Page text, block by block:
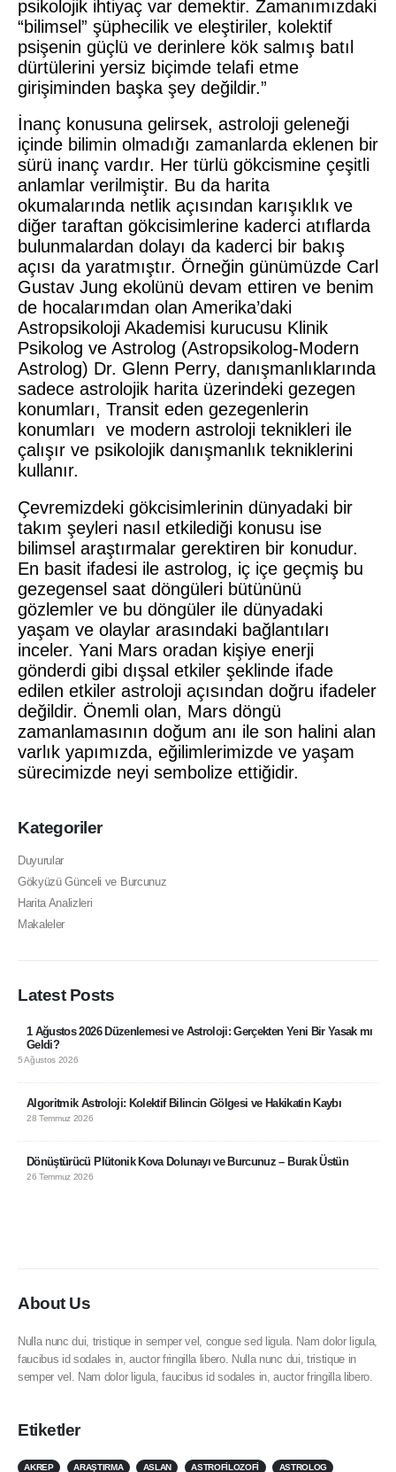
psikolojik ihtiyaç var demektir. Zamanımızdaki
“bilimsel” şüphecilik ve eleştiriler, kolektif
psişenin güçlü ve derinlere kök salmış batıl
dürtülerini yersiz biçimde telafi etme
girişiminden başka şey değildir.”
İnanç konusuna gelirsek, astroloji geleneği
içinde bilimin olmadığı zamanlarda eklenen bir
sürü inanç vardır. Her türlü gökcismine çeşitli
anlamlar verilmiştir. Bu da harita
okumalarında netlik açısından karışıklık ve
diğer taraftan gökcisimlerine kaderci atıflarda
bulunmalardan dolayı da kaderci bir bakış
açısı da yaratmıştır. Örneğin günümüzde Carl
Gustav Jung ekolünü devam ettiren ve benim
de hocalarımdan olan Amerika’daki
Astropsikoloji Akademisi kurucusu Klinik
Psikolog ve Astrolog (Astropsikolog-Modern
Astrolog) Dr. Glenn Perry, danışmanlıklarında
sadece astrolojik harita üzerindeki gezegen
konumları, Transit eden gezegenlerin
konumları ve modern astroloji teknikleri ile
çalışır ve psikolojik danışmanlık tekniklerini
kullanır.
Çevremizdeki gökcisimlerinin dünyadaki bir
takım şeyleri nasıl etkilediği konusu ise
bilimsel araştırmalar gerektiren bir konudur.
En basit ifadesi ile astrolog, iç içe geçmiş bu
gezegensel saat döngüleri bütününü
gözlemler ve bu döngüler ile dünyadaki
yaşam ve olaylar arasındaki bağlantıları
inceler. Yani Mars oradan kişiye enerji
gönderdi gibi dışsal etkiler şeklinde ifade
edilen etkiler astroloji açısından doğru ifadeler
değildir. Önemli olan, Mars döngü
zamanlamasının doğum anı ile son halini alan
varlık yapımızda, eğilimlerimizde ve yaşam
sürecimizde neyi sembolize ettiğidir.
Kategoriler
Duyurular
Gökyüzü Günceli ve Burcunuz
Harita Analizleri
Makaleler
Latest Posts
1 Ağustos 2026 Düzenlemesi ve Astroloji: Gerçekten Yeni Bir Yasak mı
Geldi?
5 Ağustos 2026
Algoritmik Astroloji: Kolektif Bilincin Gölgesi ve Hakikatin Kaybı
28 Temmuz 2026
Dönüştürücü Plütonik Kova Dolunayı ve Burcunuz – Burak Üstün
26 Temmuz 2026
About Us
Nulla nunc dui, tristique in semper vel, congue sed ligula. Nam dolor ligula,
faucibus id sodales in, auctor fringilla libero. Nulla nunc dui, tristique in
semper vel. Nam dolor ligula, faucibus id sodales in, auctor fringilla libero.
Etiketler
AKREP ARAŞTIRMA ASLAN ASTROFILOZOFI ASTROLOG